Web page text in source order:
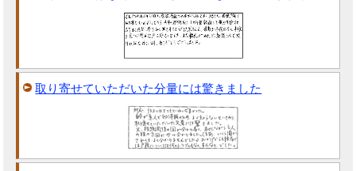
取り寄せていただいた分量には驚きました